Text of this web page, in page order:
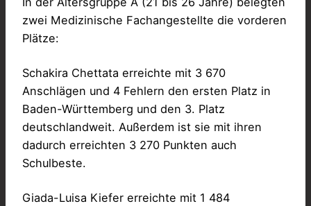
zwei Medizinische Fachangestellte die vorderen
Plätze:
Schakira Chettata erreichte mit 3 670
Anschlägen und 4 Fehlern den ersten Platz in
Baden-Württemberg und den 3. Platz
deutschlandweit. Außerdem ist sie mit ihren
dadurch erreichten 3 270 Punkten auch
Schulbeste.
Giada-Luisa Kiefer erreichte mit 1 484